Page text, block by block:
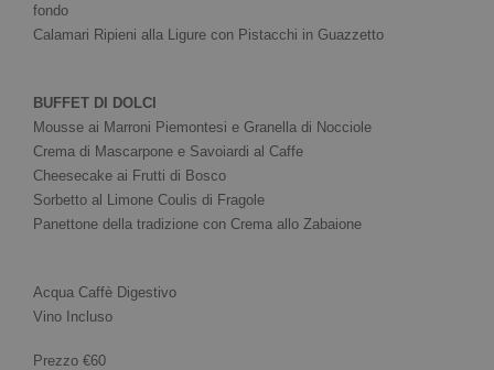
fondo
Calamari Ripieni alla Ligure con Pistacchi in Guazzetto
BUFFET DI DOLCI
Mousse ai Marroni Piemontesi e Granella di Nocciole
Crema di Mascarpone e Savoiardi al Caffe
Cheesecake ai Frutti di Bosco
Sorbetto al Limone Coulis di Fragole
Panettone della tradizione con Crema allo Zabaione
Acqua Caffè Digestivo
Vino Incluso
Prezzo €60